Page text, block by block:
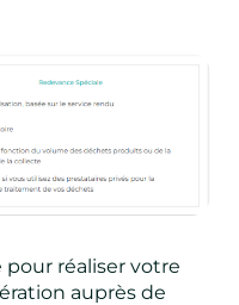
réaliser votre
auprès de